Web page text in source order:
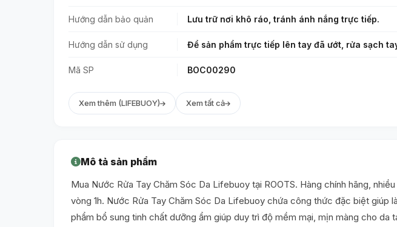
Hướng dẫn bảo quản Lưu trữ nơi khô ráo, tránh ánh nắng trực tiếp.
Hướng dẫn sử dụng Để sản phẩm trực tiếp lên tay đã ướt, rửa sạch
Mã SP BOC00290
Xem thêm (LIFEBUOY) Xem tất cả
Mô tả sản phẩm
Mua Nước Rửa Tay Chăm Sóc Da Lifebuoy tại ROOTS. Hàng chính hãng,
vòng 1h. Nước Rửa Tay Chăm Sóc Da Lifebuoy chứa công thức đặc biệt giúp
phẩm bổ sung tinh chất dưỡng ẩm giúp duy trì độ mềm mại, mịn màng cho